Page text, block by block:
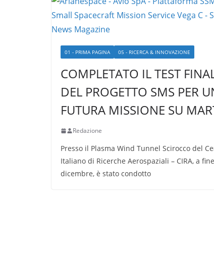
01 - PRIMA PAGINA 05 - RICERCA & INNOVAZIONE
COMPLETATO IL TEST
DEL PROGETTO SMS PER
FUTURA MISSIONE SU
Redazione
Presso il Plasma Wind Tunnel Scirocco del
Italiano di Ricerche Aerospaziali – CIRA, a fine
dicembre, è stato condotto